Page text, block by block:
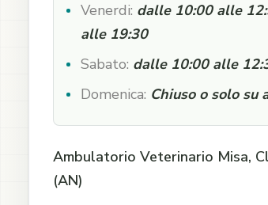
Venerdi: dalle 10:00 alle
alle 19:30
Sabato: dalle 10:00 alle
Domenica: Chiuso o solo su
Ambulatorio Veterinario Misa,
(AN)